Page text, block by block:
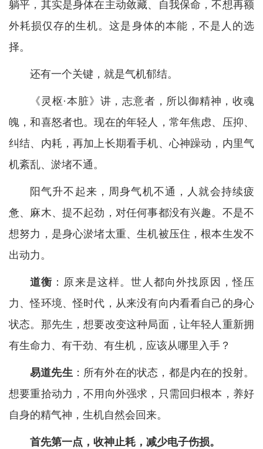
躺平，其实是身体在主动敛藏、自我保命，不想再额
外耗损仅存的生机。这是身体的本能，不是人的选
择。
还有一个关键，就是气机郁结。
《灵枢·本脏》讲，志意者，所以御精神，收魂
魄，和喜怒者也。现在的年轻人，常年焦虑、压抑、
纠结、内耗，再加上长期看手机、心神躁动，内里气
机紊乱、淤堵不通。
阳气升不起来，周身气机不通，人就会持续疲
惫、麻木、提不起劲，对任何事都没有兴趣。不是不
想努力，是身心淤堵太重、生机被压住，根本生发不
出动力。
道衡 ：原来是这样。世人都向外找原因，怪压
力、怪环境、怪时代，从来没有向内看看自己的身心
状态。那先生，想要改变这种局面，让年轻人重新拥
有生命力、有干劲、有生机，应该从哪里入手？
易道先生 ：所有外在的状态，都是内在的投射。
想要重拾动力，不用向外强求，只需回归根本，养好
自身的精气神，生机自然会回来。
首先第一点，收神止耗，减少电子伤损。